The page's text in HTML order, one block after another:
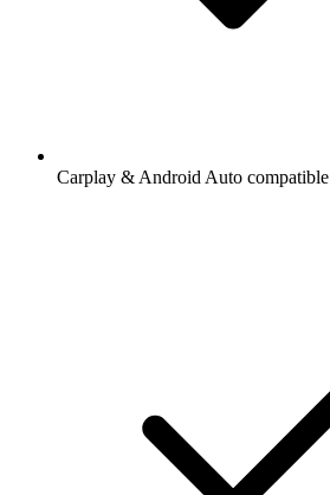
Carplay & Android Auto compatible